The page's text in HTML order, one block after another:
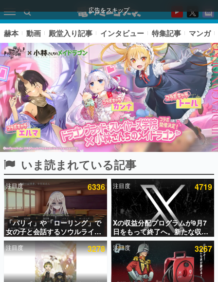
広告をスキップ
ピックアップ
電ファミのいま読まれている記事ランキング
アプリセール情報
インタビュー
連載・特集一覧
殿堂入り記事
SNS拡散数が数千以上！ ページビュー数万以上！ などな
赫本 動画 殿堂入り記事 インタビュー 特集記事 マンガ
いま読まれている記事
注目度 6336
「パリィ」や「ローリング」で
女の子と会話するソウルライク
恋愛ゲーム『小早川さんはソウ
ルライク』無料公開。返事に失
敗すると「YOU DIED」
注目度 4719
Xの収益分配プログラムが9月7
日をもって終了へ。新たな収益
化制度「Original Content
Rewards Program」を発表
注目度 3278 注目度 3267